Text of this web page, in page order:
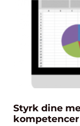
Styrk dine